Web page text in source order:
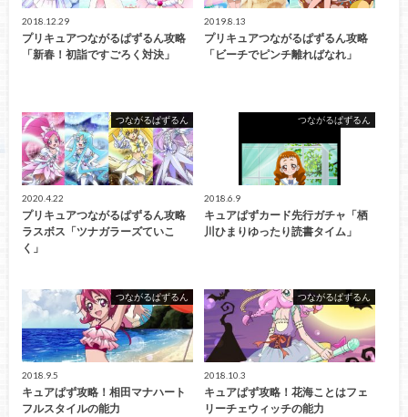
2018.12.29
プリキュアつながるぱずるん攻略
「新春！初詣ですごろく対決」
2019.8.13
プリキュアつながるぱずるん攻略
「ビーチでピンチ離ればなれ」
つながるぱずるん
2020.4.22
プリキュアつながるぱずるん攻略
ラスボス「ツナガラーズていこ
く」
つながるぱずるん
2018.6.9
キュアぱずカード先行ガチャ「栖
川ひまりゆったり読書タイム」
つながるぱずるん
2018.9.5
キュアぱず攻略！相田マナハート
フルスタイルの能力
つながるぱずるん
2018.10.3
キュアぱず攻略！花海ことはフェ
リーチェウィッチの能力